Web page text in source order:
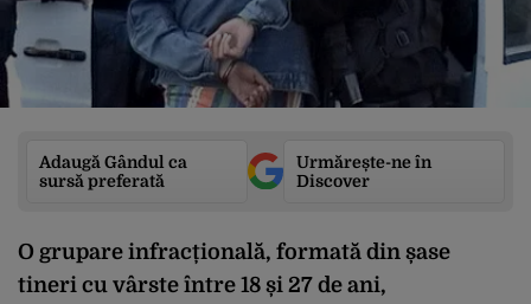
Adaugă Gândul ca
sursă preferată
Urmărește-ne în
Discover
O grupare infracțională, formată din șase
tineri cu vârste între 18 și 27 de ani,